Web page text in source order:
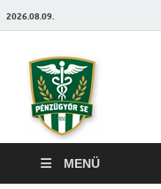
2026.08.09.
MENÜ